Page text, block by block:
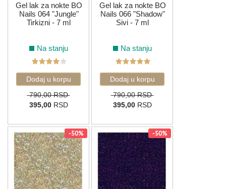
Gel lak za nokte BO
Nails 064 "Jungle"
Tirkizni - 7 ml
Na stanju
790,00 RSD
395,00RSD
Gel lak za nokte BO
Nails 066 "Shadow"
Sivi - 7 ml
Na stanju
790,00 RSD
395,00RSD
-50% -50%